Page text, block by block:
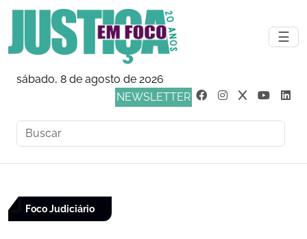
☰
sábado, 8 de agosto de 2026
NEWSLETTER
Foco Judiciário